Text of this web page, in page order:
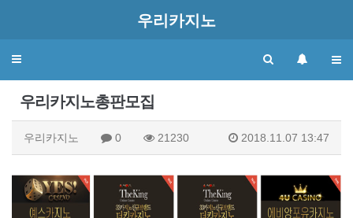
우리카지노
Toggle
우리카지노총판모집
우리카지노 0 21230 2018.11.07 13:47